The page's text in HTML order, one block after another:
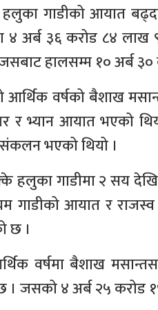
गाडीको आयात
४ अर्ब ३६ करोड ८४
हालसम्म १० अर्ब
आर्थिक वर्षको बैशाख
र भ्यान आयात भएको
भएको थियो ।
हलुका गाडीमा २ सय देखि
गाडीको आयात र
छ ।
वर्षमा बैशाख
जसको ४ अर्ब २५ करोड